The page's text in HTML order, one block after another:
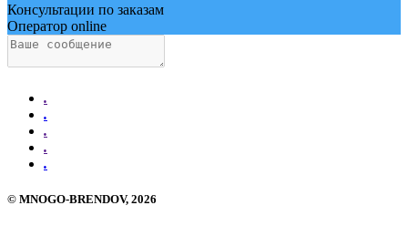
Консультации по заказам
Оператор online
.
.
.
.
.
© MNOGO-BRENDOV, 2026